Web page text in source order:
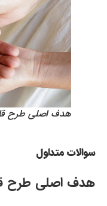
هدف اصلی طرح
سوالات متداول
هدف اصلی طرح